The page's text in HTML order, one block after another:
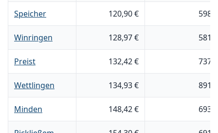
Speicher 120,90 € 598
Winringen 128,97 € 581
Preist 132,42 € 737
Wettlingen 134,93 € 891
Minden 148,42 € 693